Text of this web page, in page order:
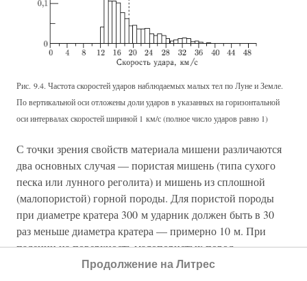
Рис. 9.4. Частота скоростей ударов наблюдаемых малых тел по Луне и Земле.
По вертикальной оси отложены доли ударов в указанных на горизонтальной
оси интервалах скоростей шириной 1 км/с (полное число ударов равно 1)
С точки зрения свойств материала мишени различаются
два основных случая — пористая мишень (типа сухого
песка или лунного реголита) и мишень из сплошной
(малопористой) горной породы. Для пористой породы
при диаметре кратера 300 м ударник должен быть в 30
раз меньше диаметра кратера — примерно 10 м. При
падении на поверхность малопористых пород
относительный размер кратера будет больше (из-за
Продолжение на Литрес